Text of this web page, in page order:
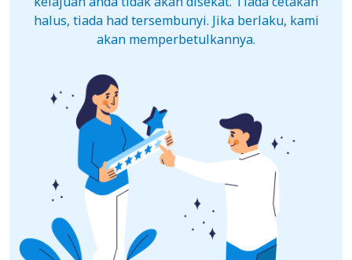
halus, tiada had tersembunyi. Jika berlaku, kami
akan memperbetulkannya.